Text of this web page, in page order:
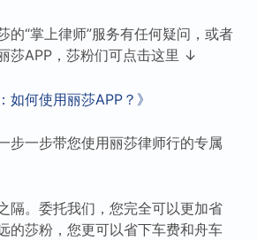
的“掌上律师”服务有任何疑问，或者
莎APP，莎粉们可点击这里 ↓
如何使用丽莎APP？》
步一步带您使用丽莎律师行的专属
隔。委托我们，您完全可以更加省
的莎粉，您更可以省下车费和舟车